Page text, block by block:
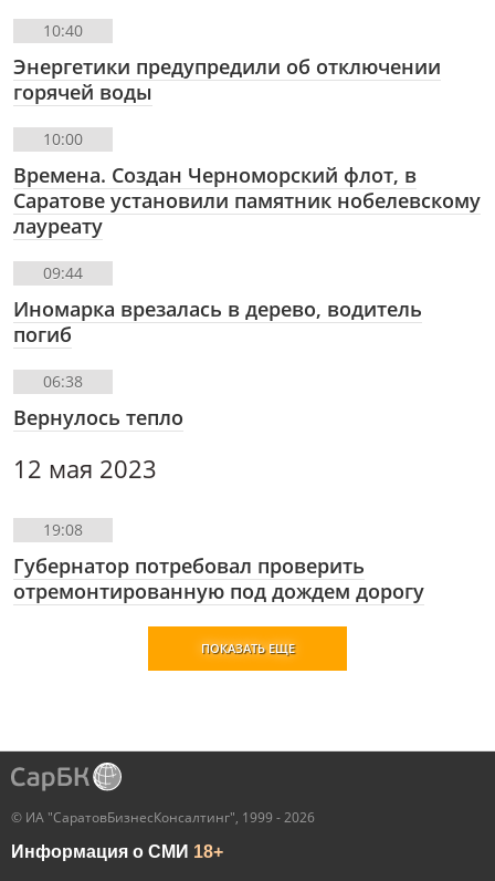
10:40
Энергетики предупредили об отключении
горячей воды
10:00
Времена. Создан Черноморский флот, в
Саратове установили памятник нобелевскому
лауреату
09:44
Иномарка врезалась в дерево, водитель
погиб
06:38
Вернулось тепло
12 мая 2023
19:08
Губернатор потребовал проверить
отремонтированную под дождем дорогу
ПОКАЗАТЬ ЕЩЕ
© ИА "СаратовБизнесКонсалтинг", 1999 - 2026
Информация о СМИ 18+